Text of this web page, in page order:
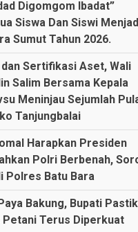
Digomgom Ibadat”
Siswa Dan Siswi
Sumut Tahun 2026.
Sertifikasi Aset, Wali
Salim Bersama Kepala
Meninjau Sejumlah
Tanjungbalai
Harapkan Presiden
Polri Berbenah,
Polres Batu Bara
Bakung, Bupati
Petani Terus Diperkuat